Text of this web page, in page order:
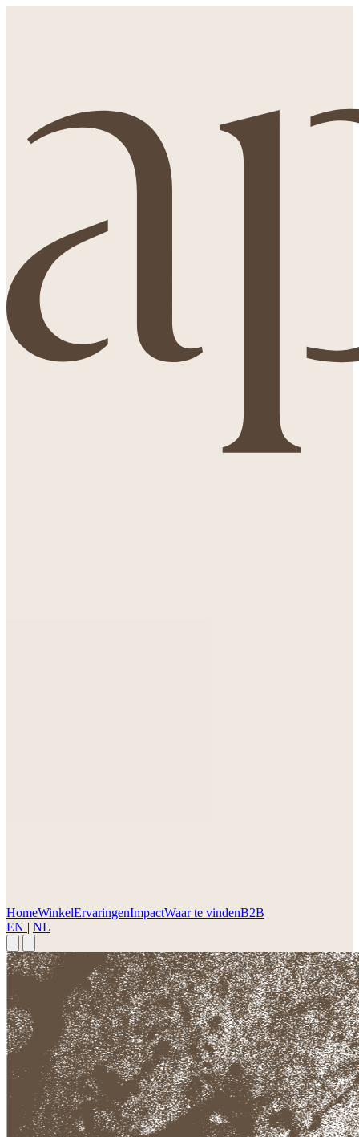
HomeWinkelErvaringenImpactWaar te vindenB2B
EN | NL